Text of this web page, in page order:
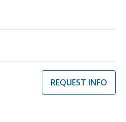
REQUEST INFO